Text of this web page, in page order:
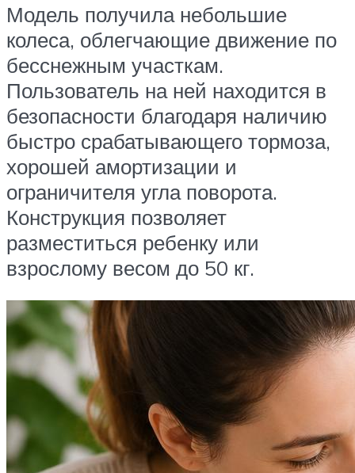
Модель получила небольшие
колеса, облегчающие движение по
бесснежным участкам.
Пользователь на ней находится в
безопасности благодаря наличию
быстро срабатывающего тормоза,
хорошей амортизации и
ограничителя угла поворота.
Конструкция позволяет
разместиться ребенку или
взрослому весом до 50 кг.